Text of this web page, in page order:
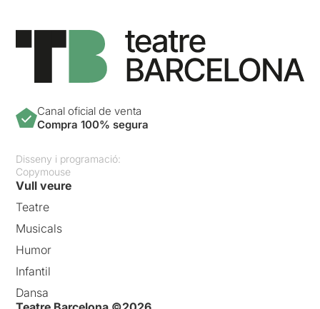
Canal oficial de venta
Compra 100% segura
Disseny i programació:
Copymouse
Vull veure
Teatre
Musicals
Humor
Infantil
Dansa